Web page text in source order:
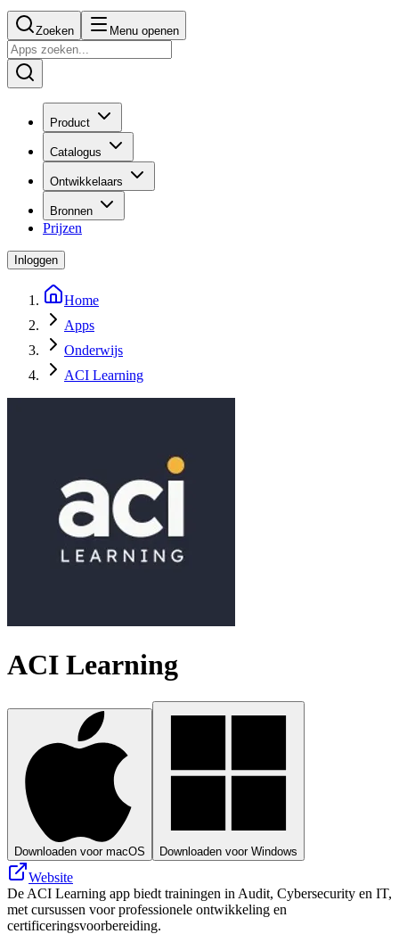
Zoeken Menu openen
Product
Catalogus
Ontwikkelaars
Bronnen
Prijzen
Inloggen
Home
Apps
Onderwijs
ACI Learning
ACI Learning
Downloaden voor macOS Downloaden voor Windows
Website
De ACI Learning app biedt trainingen in Audit, Cybersecurity en IT,
met cursussen voor professionele ontwikkeling en
certificeringsvoorbereiding.